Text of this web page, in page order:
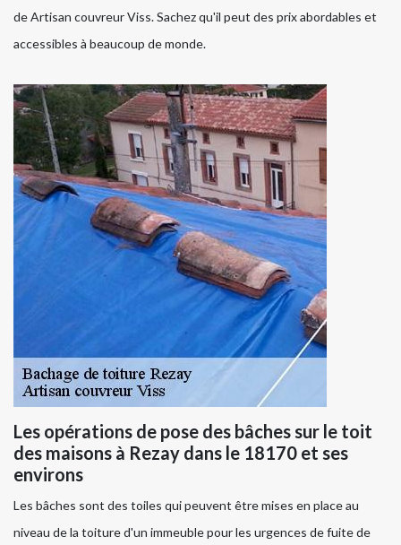
de Artisan couvreur Viss. Sachez qu'il peut des prix abordables et
accessibles à beaucoup de monde.
Les opérations de pose des bâches sur le toit
des maisons à Rezay dans le 18170 et ses
environs
Les bâches sont des toiles qui peuvent être mises en place au
niveau de la toiture d'un immeuble pour les urgences de fuite de